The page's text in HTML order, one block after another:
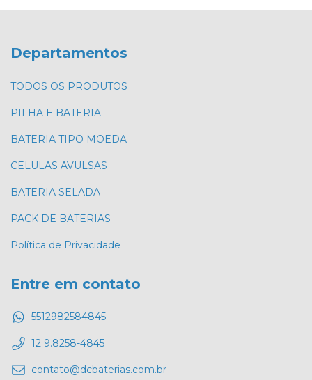
Departamentos
TODOS OS PRODUTOS
PILHA E BATERIA
BATERIA TIPO MOEDA
CELULAS AVULSAS
BATERIA SELADA
PACK DE BATERIAS
Política de Privacidade
Entre em contato
5512982584845
12 9.8258-4845
contato@dcbaterias.com.br